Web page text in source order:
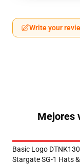
Write your
Mejores
Basic Logo
Stargate SG-1 Hats &